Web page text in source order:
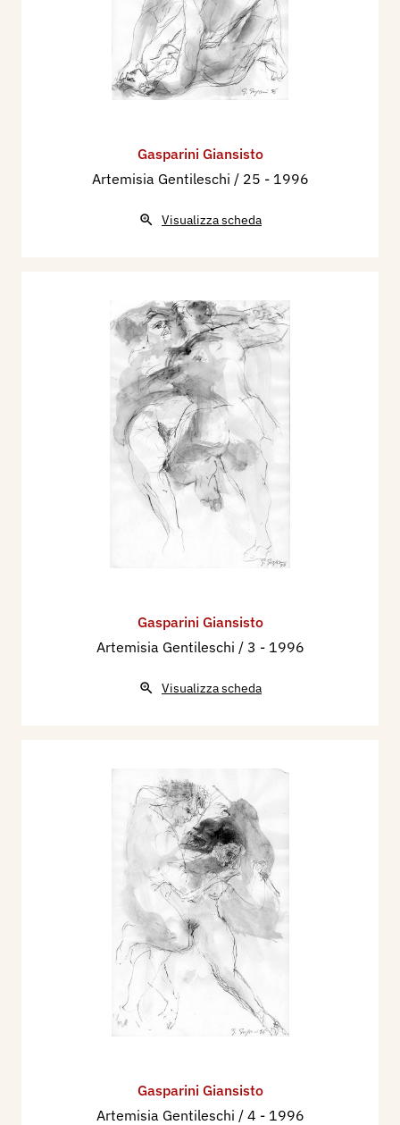
Gasparini Giansisto
Artemisia Gentileschi / 25 - 1996
Visualizza scheda
Gasparini Giansisto
Artemisia Gentileschi / 3 - 1996
Visualizza scheda
Gasparini Giansisto
Artemisia Gentileschi / 4 - 1996